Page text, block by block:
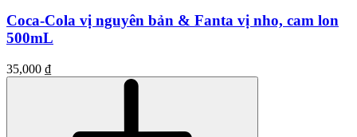
Coca-Cola vị nguyên bản & Fanta vị nho, cam lon
500mL
35,000 ₫